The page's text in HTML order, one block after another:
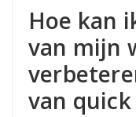
Hoe kan
van mijn
van quick